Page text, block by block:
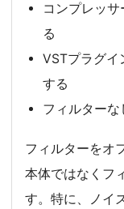
コンプレッ
る
VSTプラグイ
する
フィルター
フィルターをオ
本体ではなくフ
す。特に、ノイ